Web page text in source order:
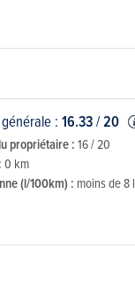
: 16.33/20
propriétaire :16 / 20
0 km
(l/100km) : moins de 8 l